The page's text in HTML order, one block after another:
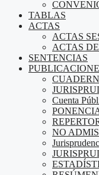
TABLAS
ACTAS
ACTAS
ACTAS
SENTENCIAS
Cuenta
NO